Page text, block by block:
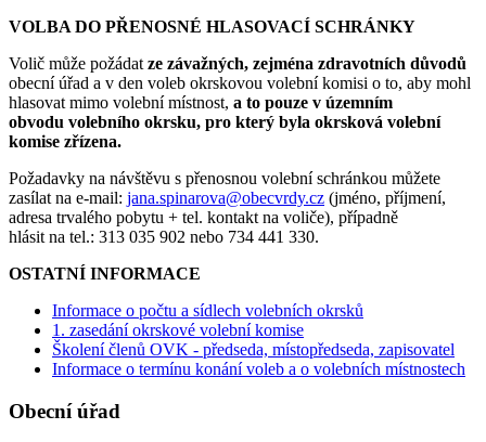
VOLBA DO PŘENOSNÉ HLASOVACÍ SCHRÁNKY
Volič může požádat ze závažných, zejména zdravotních důvodů
obecní úřad a v den voleb okrskovou volební komisi o to, aby mohl
hlasovat mimo volební místnost, a to pouze v územním
obvodu volebního okrsku, pro který byla okrsková volební
komise zřízena.
Požadavky na návštěvu s přenosnou volební schránkou můžete
zasílat na e-mail: jana.spinarova@obecvrdy.cz (jméno, příjmení,
adresa trvalého pobytu + tel. kontakt na voliče), případně
hlásit na tel.: 313 035 902 nebo 734 441 330.
OSTATNÍ INFORMACE
Informace o počtu a sídlech volebních okrsků
1. zasedání okrskové volební komise
Školení členů OVK - předseda, místopředseda, zapisovatel
Informace o termínu konání voleb a o volebních místnostech
Obecní úřad